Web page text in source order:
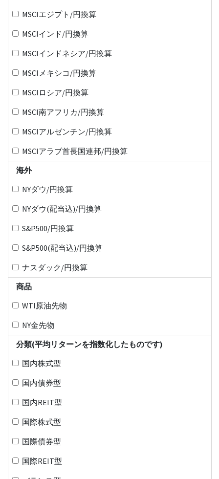
MSCIエジプト/円換算
MSCIインド/円換算
MSCIインドネシア/円換算
MSCIメキシコ/円換算
MSCIロシア/円換算
MSCI南アフリカ/円換算
MSCIアルゼンチン/円換算
MSCIアラブ首長国連邦/円換算
海外
NYダウ/円換算
NYダウ(配当込)/円換算
S&P500/円換算
S&P500(配当込)/円換算
ナスダック/円換算
商品
WTI原油先物
NY金先物
分類(平均リターンを指数化したものです)
国内株式型
国内債券型
国内REIT型
国際株式型
国際債券型
国際REIT型